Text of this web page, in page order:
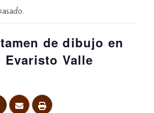
de dibujo en
Evaristo Valle